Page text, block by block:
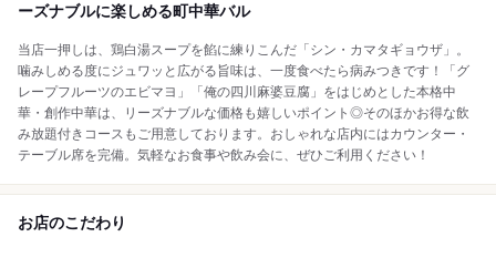
ーズナブルに楽しめる町中華バル
当店一押しは、鶏白湯スープを餡に練りこんだ「シン・カマタギョウザ」。
噛みしめる度にジュワッと広がる旨味は、一度食べたら病みつきです！「グ
レープフルーツのエビマヨ」「俺の四川麻婆豆腐」をはじめとした本格中
華・創作中華は、リーズナブルな価格も嬉しいポイント◎そのほかお得な飲
み放題付きコースもご用意しております。おしゃれな店内にはカウンター・
テーブル席を完備。気軽なお食事や飲み会に、ぜひご利用ください！
お店のこだわり